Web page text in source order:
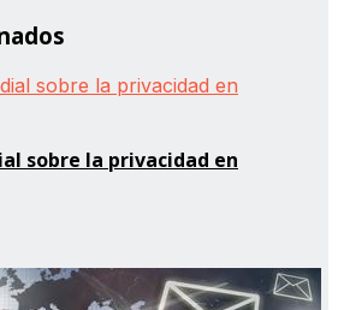
sobre la privacidad en